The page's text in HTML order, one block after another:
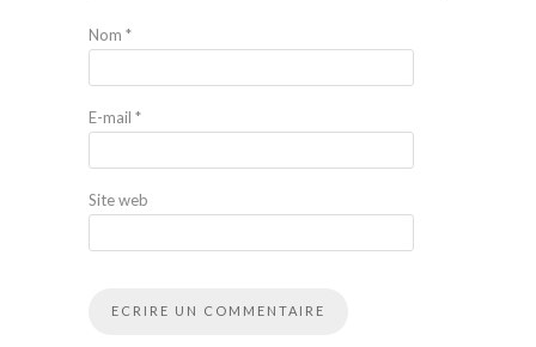
Nom *
E-mail *
Site web